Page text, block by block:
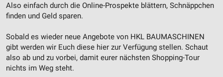
Also einfach durch die Online-Prospekte blättern, Schnäppchen
finden und Geld sparen.
Sobald es wieder neue Angebote von HKL BAUMASCHINEN
gibt werden wir Euch diese hier zur Verfügung stellen. Schaut
also ab und zu vorbei, damit eurer nächsten Shopping-Tour
nichts im Weg steht.
Notwendig
Funktional
Werbung